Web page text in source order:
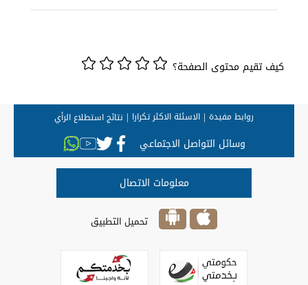
كيف تقيم محتوى الصفحة؟
روابط مفيدة الاسئلة الاكثر تكرارا نتائج استطلاع الرأي
وسائل التواصل الاجتماعي
معلومات الاتصال
تحميل التطبيق